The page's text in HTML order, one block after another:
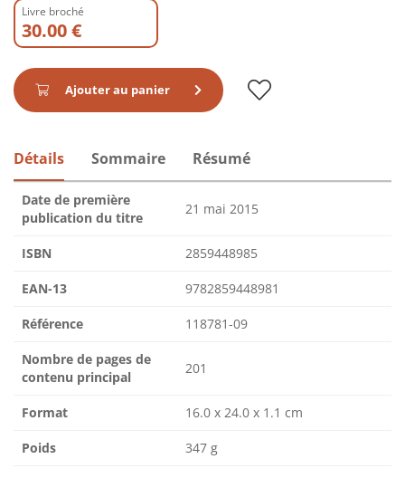
Livre broché
30.00 €
Ajouter au panier
Détails Sommaire Résumé
Date de première
publication du titre
21 mai 2015
ISBN 2859448985
EAN-13 9782859448981
Référence 118781-09
Nombre de pages de
contenu principal
201
Format 16.0 x 24.0 x 1.1 cm
Poids 347 g